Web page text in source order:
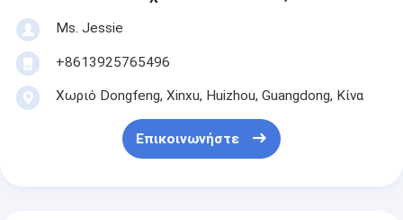
Ms. Jessie
+8613925765496
Χωριό Dongfeng, Xinxu, Huizhou, Guangdong, Κίνα
Επικοινωνήστε